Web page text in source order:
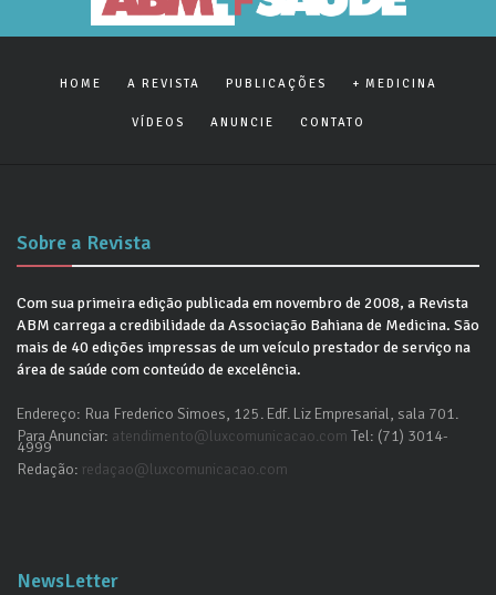
HOME A REVISTA PUBLICAÇÕES + MEDICINA
VÍDEOS ANUNCIE CONTATO
Sobre a Revista
Com sua primeira edição publicada em novembro de 2008, a Revista
ABM carrega a credibilidade da Associação Bahiana de Medicina. São
mais de 40 edições impressas de um veículo prestador de serviço na
área de saúde com conteúdo de excelência.
Endereço: Rua Frederico Simoes, 125. Edf. Liz Empresarial, sala 701.
Para Anunciar: atendimento@luxcomunicacao.com Tel: (71) 3014-
4999
Redação: redaçao@luxcomunicacao.com
NewsLetter